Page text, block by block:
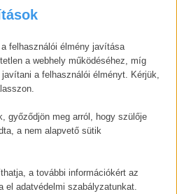
5 darabos készletben.
felhasználói élmény javítása
a webhely működéséhez, míg
a felhasználói élményt. Kérjük,
győződjön meg arról, hogy szülője
a nem alapvető sütik
a további információkért az
el adatvédelmi szabályzatunkat.